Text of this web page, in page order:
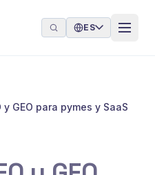
ES
y GEO para pymes y SaaS